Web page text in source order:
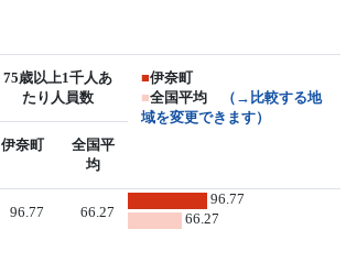
75歳以上1千人あ
たり人員数
■伊奈町
■全国平均
（→比較する地
域を変更できます）
伊奈町
全国平
均
96.77 66.27
96.77
66.27